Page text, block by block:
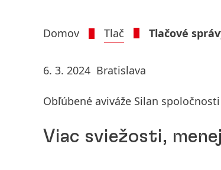
Domov Tlač Tlačové
6. 3. 2024 Bratislava
Obľúbené aviváže Silan
Viac sviežosti,